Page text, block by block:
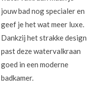
jouw bad nog specialer en
geef je het wat meer luxe.
Dankzij het strakke design
past deze watervalkraan
goed in een moderne
badkamer.